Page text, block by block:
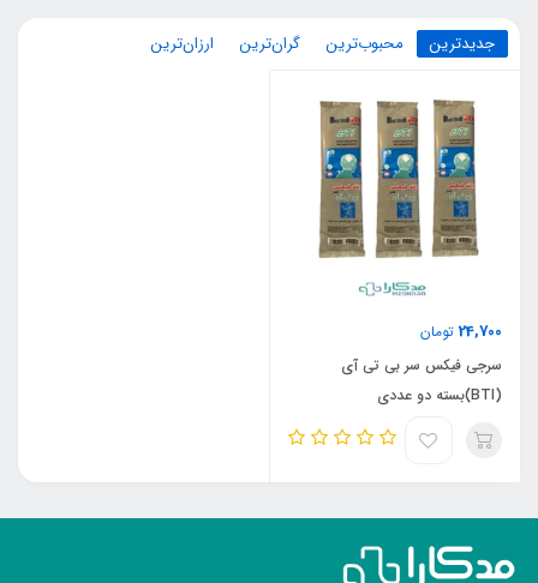
جدیدترین محبوب‌ترین گران‌ترین ارزان‌ترین
24,700 تومان
سرجی فیکس سر بی تی آی
(BTI)بسته دو عددی